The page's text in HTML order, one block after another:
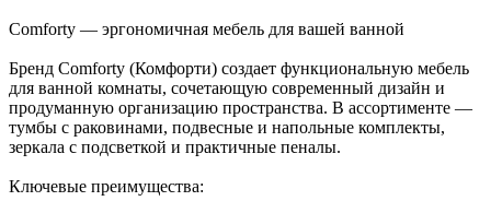
Comforty — эргономичная мебель для вашей ванной
Бренд Comforty (Комфорти) создает функциональную мебель
для ванной комнаты, сочетающую современный дизайн и
продуманную организацию пространства. В ассортименте —
тумбы с раковинами, подвесные и напольные комплекты,
зеркала с подсветкой и практичные пеналы.
Ключевые преимущества: